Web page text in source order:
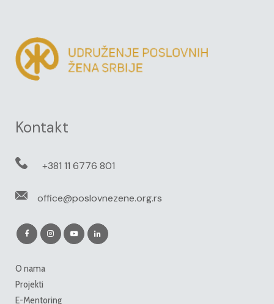
Kontakt
+381 11 6776 801
office@poslovnezene.org.rs
O nama
Projekti
E-Mentoring